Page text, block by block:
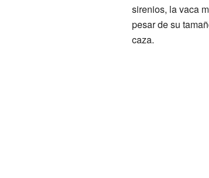
sirenios, la vaca
pesar de su
caza.